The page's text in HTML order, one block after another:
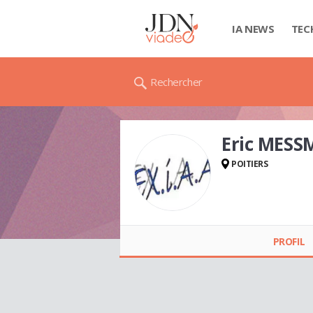
IA NEWS
Rechercher
Eric
POITIERS
PROFIL